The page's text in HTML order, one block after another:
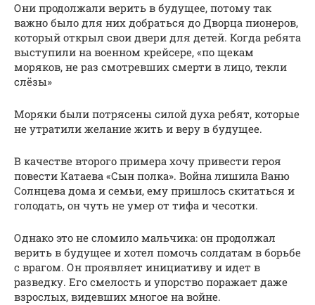
Они продолжали верить в будущее, потому так
важно было для них добраться до Дворца пионеров,
который открыл свои двери для детей. Когда ребята
выступили на военном крейсере, «по щекам
моряков, не раз смотревших смерти в лицо, текли
слёзы»
Моряки были потрясены силой духа ребят, которые
не утратили желание жить и веру в будущее.
В качестве второго примера хочу привести героя
повести Катаева «Сын полка». Война лишила Ваню
Солнцева дома и семьи, ему пришлось скитаться и
голодать, он чуть не умер от тифа и чесотки.
Однако это не сломило мальчика: он продолжал
верить в будущее и хотел помочь солдатам в борьбе
с врагом. Он проявляет инициативу и идет в
разведку. Его смелость и упорство поражает даже
взрослых, видевших многое на войне.